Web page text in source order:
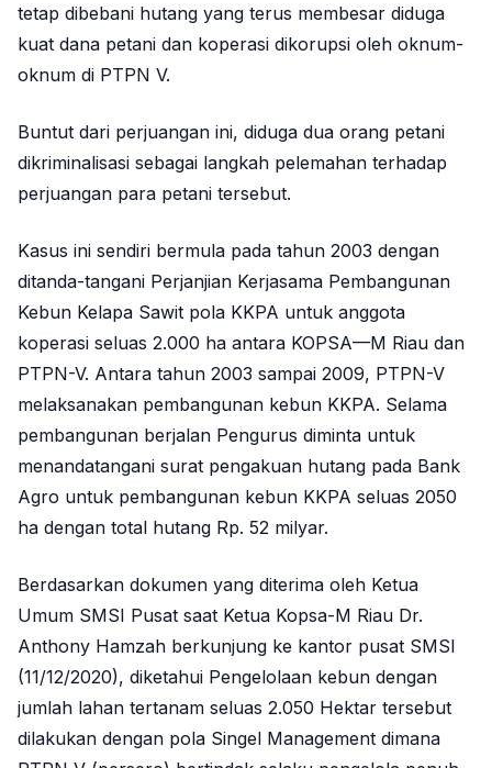
tetap dibebani hutang yang terus membesar diduga
kuat dana petani dan koperasi dikorupsi oleh oknum-
oknum di PTPN V.
Buntut dari perjuangan ini, diduga dua orang petani
dikriminalisasi sebagai langkah pelemahan terhadap
perjuangan para petani tersebut.
Kasus ini sendiri bermula pada tahun 2003 dengan
ditanda-tangani Perjanjian Kerjasama Pembangunan
Kebun Kelapa Sawit pola KKPA untuk anggota
koperasi seluas 2.000 ha antara KOPSA—M Riau dan
PTPN-V. Antara tahun 2003 sampai 2009, PTPN-V
melaksanakan pembangunan kebun KKPA. Selama
pembangunan berjalan Pengurus diminta untuk
menandatangani surat pengakuan hutang pada Bank
Agro untuk pembangunan kebun KKPA seluas 2050
ha dengan total hutang Rp. 52 milyar.
Berdasarkan dokumen yang diterima oleh Ketua
Umum SMSI Pusat saat Ketua Kopsa-M Riau Dr.
Anthony Hamzah berkunjung ke kantor pusat SMSI
(11/12/2020), diketahui Pengelolaan kebun dengan
jumlah lahan tertanam seluas 2.050 Hektar tersebut
dilakukan dengan pola Singel Management dimana